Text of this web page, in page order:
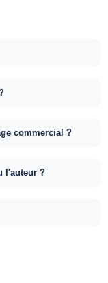
commercial ?
l'auteur ?